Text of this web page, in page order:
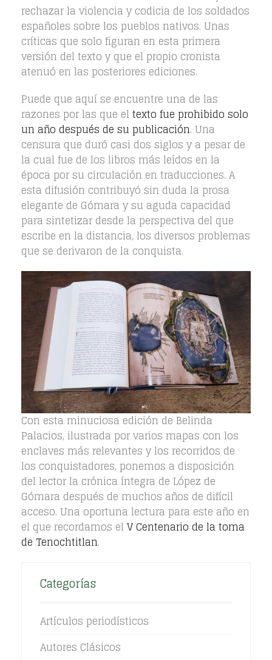
rechazar la violencia y codicia de los soldados
españoles sobre los pueblos nativos. Unas
críticas que solo figuran en esta primera
versión del texto y que el propio cronista
atenuó en las posteriores ediciones.
Puede que aquí se encuentre una de las
razones por las que el texto fue prohibido solo
un año después de su publicación. Una
censura que duró casi dos siglos y a pesar de
la cual fue de los libros más leídos en la
época por su circulación en traducciones. A
esta difusión contribuyó sin duda la prosa
elegante de Gómara y su aguda capacidad
para sintetizar desde la perspectiva del que
escribe en la distancia, los diversos problemas
que se derivaron de la conquista.
Con esta minuciosa edición de Belinda
Palacios, ilustrada por varios mapas con los
enclaves más relevantes y los recorridos de
los conquistadores, ponemos a disposición
del lector la crónica íntegra de López de
Gómara después de muchos años de difícil
acceso. Una oportuna lectura para este año en
el que recordamos el V Centenario de la toma
de Tenochtitlan.
Categorías
Artículos periodísticos
Autores Clásicos